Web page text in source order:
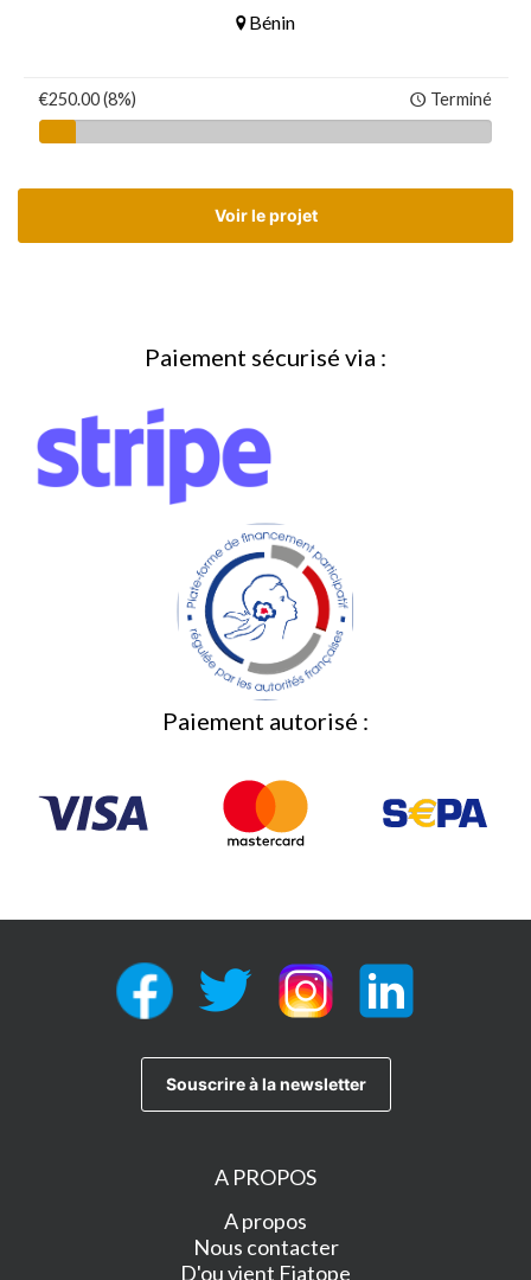
Bénin
€250.00 (8%) Terminé
Voir le projet
Paiement sécurisé via :
Paiement autorisé :
A PROPOS
A propos
Nous contacter
D'ou vient Fiatope